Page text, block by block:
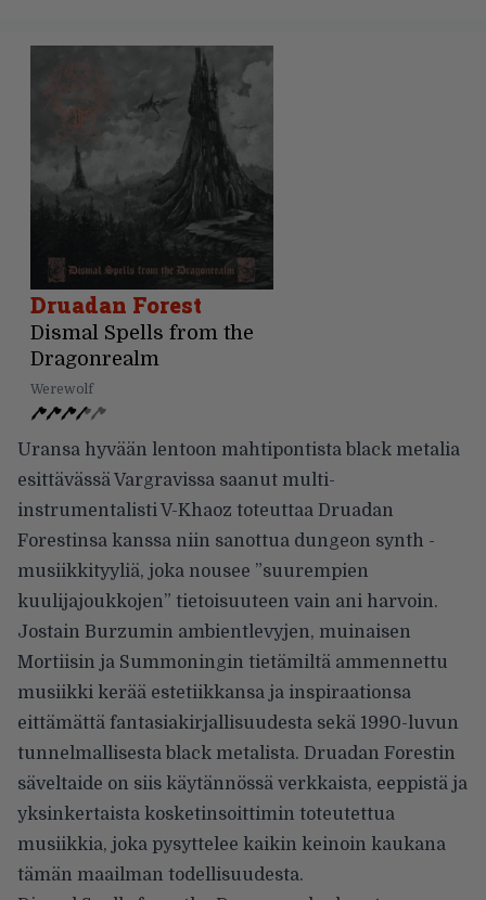
Druadan Forest
Dismal Spells from the
Dragonrealm
Werewolf
Uransa hyvään lentoon mahtipontista black metalia
esittävässä Vargravissa saanut multi-
instrumentalisti V-Khaoz toteuttaa Druadan
Forestinsa kanssa niin sanottua dungeon synth -
musiikkityyliä, joka nousee ”suurempien
kuulijajoukkojen” tietoisuuteen vain ani harvoin.
Jostain Burzumin ambientlevyjen, muinaisen
Mortiisin ja Summoningin tietämiltä ammennettu
musiikki kerää estetiikkansa ja inspiraationsa
eittämättä fantasiakirjallisuudesta sekä 1990-luvun
tunnelmallisesta black metalista. Druadan Forestin
säveltaide on siis käytännössä verkkaista, eeppistä ja
yksinkertaista kosketinsoittimin toteutettua
musiikkia, joka pysyttelee kaikin keinoin kaukana
tämän maailman todellisuudesta.